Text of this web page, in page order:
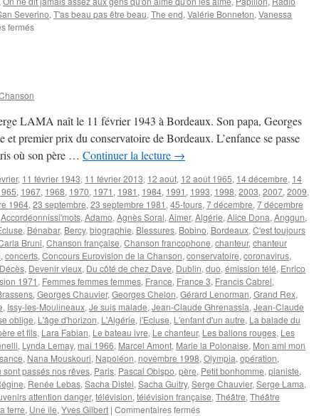
Severino, T'as beau pas être beau, The end, Valérie Bonneton, Vanessa
ferméssur
LAMA naît le 11 février 1943 à Bordeaux. Son papa, Georges
et premier prix du conservatoire de Bordeaux. L’enfance se passe
où son père … Continuer la lecture →
, 11 février 1943, 11 février 2013, 12 août, 12 août 1965, 14 décembre, 14
, 1967, 1968, 1970, 1971 , 1981 , 1984, 1991 , 1993, 1998, 2003, 2007, 2009,
1964, 23 septembre, 23 septembre 1981 , 45-tours, 7 décembre, 7 décembre
Accordéonnissi'mots, Adamo, Agnès Soral, Aimer, Algérie, Alice Dona, Anggun,
, Bénabar, Bercy, biographie, Blessures, Bobino, Bordeaux, C'est toujours
Bruni, Chanson française, Chanson francophone, chanteur, chanteur
, concerts, Concours Eurovision de la Chanson, conservatoire, coronavirus,
Décès, Devenir vieux, Du côté de chez Dave, Dublin, duo, émission télé, Enrico
1971 , Femmes femmes femmes, France, France 3, Francis Cabrel,
, Georges Chauvier, Georges Chelon, Gérard Lenorman, Grand Rex,
, Issy-les-Moulineaux, Je suis malade, Jean-Claude Ghrenassia, Jean-Claude
oblige, L'âge d'horizon, L'Algérie, l'Ecluse, L'enfant d'un autre, La balade du
et fils, Lara Fabian, Le bateau ivre, Le chanteur, Les ballons rouges, Les
, Lynda Lemay, mai 1966, Marcel Amont, Marie la Polonaise, Mon ami mon
, Nana Mouskouri, Napoléon, novembre 1998, Olympia, opération,
sont passés nos rêves, Paris, Pascal Obispo, père, Petit bonhomme, pianiste,
, Renée Lebas, Sacha Distel, Sacha Guitry, Serge Chauvier, Serge Lama,
attention danger, télévision, télévision française, Théâtre, Théâtre
terre, Une île, Yves Gilbert | Commentaires ferméssur